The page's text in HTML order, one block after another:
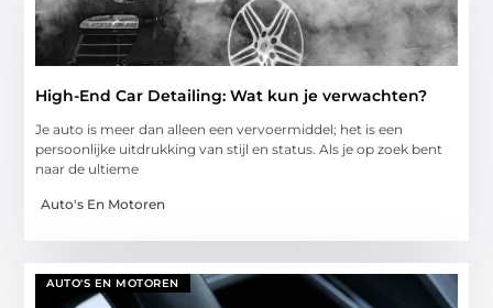
High-End Car Detailing: Wat kun je verwachten?
Je auto is meer dan alleen een vervoermiddel; het is een
persoonlijke uitdrukking van stijl en status. Als je op zoek bent
naar de ultieme
Auto's En Motoren
AUTO'S EN MOTOREN